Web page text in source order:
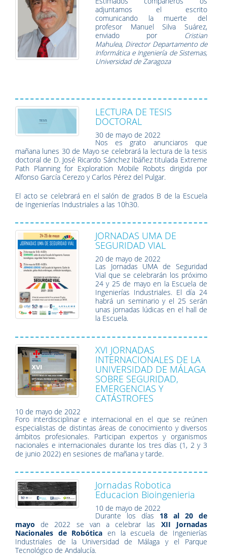
adjuntamos el escrito
comunicando la muerte del
profesor Manuel Silva Suárez,
enviado por Cristian
Mahulea, Director Departamento de
Informática e Ingeniería de Sistemas,
Universidad de Zaragoza
LECTURA DE TESIS
DOCTORAL
30 de mayo de 2022
Nos es grato anunciaros que
mañana lunes 30 de Mayo se celebrará la lectura de la tesis
doctoral de D. José Ricardo Sánchez Ibáñez titulada Extreme
Path Planning for Exploration Mobile Robots dirigida por
Alfonso García Cerezo y Carlos Pérez del Pulgar.
El acto se celebrará en el salón de grados B de la Escuela
de Ingenierías Industriales a las 10h30.
JORNADAS UMA DE
SEGURIDAD VIAL
20 de mayo de 2022
Las Jornadas UMA de Seguridad
Vial que se celebrarán los próximo
24 y 25 de mayo en la Escuela de
Ingenierías Industriales. El día 24
habrá un seminario y el 25 serán
unas jornadas lúdicas en el hall de
la Escuela.
XVI JORNADAS
INTERNACIONALES DE LA
UNIVERSIDAD DE MÁLAGA
SOBRE SEGURIDAD,
EMERGENCIAS Y
CATÁSTROFES
10 de mayo de 2022
Foro interdisciplinar e internacional en el que se reúnen
especialistas de distintas áreas de conocimiento y diversos
ámbitos profesionales. Participan expertos y organismos
nacionales e internacionales durante los tres días (1, 2 y 3
de junio 2022) en sesiones de mañana y tarde.
Jornadas Robotica
Educacion Bioingenieria
10 de mayo de 2022
Durante los días 18 al 20 de
mayo de 2022 se van a celebrar las XII Jornadas
Nacionales de Robóticaen la escuela de Ingenierías
Industriales de la Universidad de Málaga y el Parque
Tecnológico de Andalucía.